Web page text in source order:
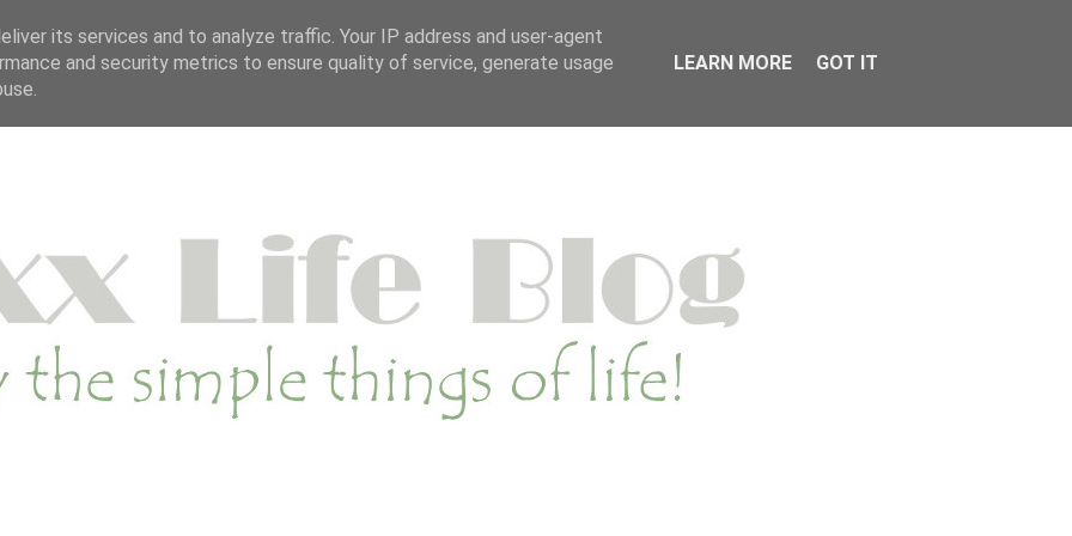
DUURZAME WEBSHOP CATEGORIE SAMENWERKEN
its services and to analyze traffic. Your IP address and user-agent
and security metrics to ensure quality of service, generate usage
LEARN MORE GOT IT